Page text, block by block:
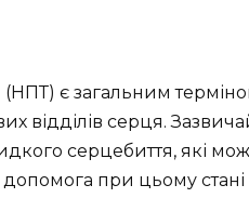
є загальним
відділів серця.
серцебиття, які
при цьому